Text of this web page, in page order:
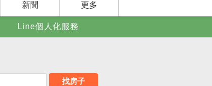
新聞 更多
賣屋刊登
Line個人化服務
找房子